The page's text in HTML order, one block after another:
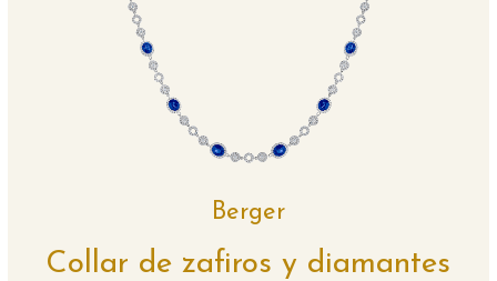
Berger
Collar de zafiros y diamantes